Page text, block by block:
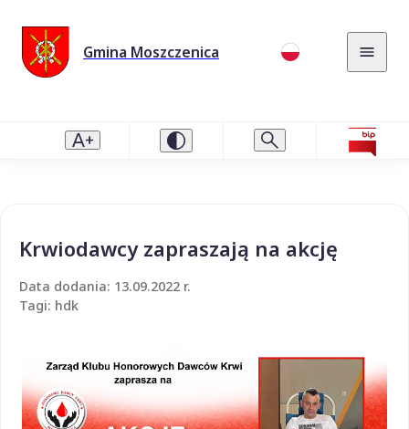
Gmina Moszczenica
Krwiodawcy zapraszają na akcję
Data dodania: 13.09.2022 r.
Tagi: hdk